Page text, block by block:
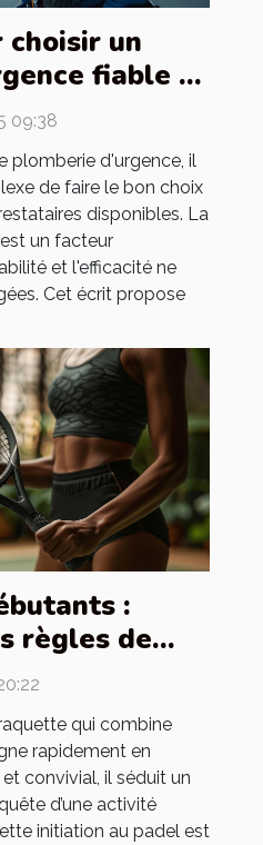
choisir un
fiable et
09:38
plomberie d'urgence, il
de faire le bon choix
disponibles. La
un facteur
et l'efficacité ne
Cet écrit propose
:
règles de
qui combine
rapidement en
convivial, il séduit un
d’une activité
initiation au padel est